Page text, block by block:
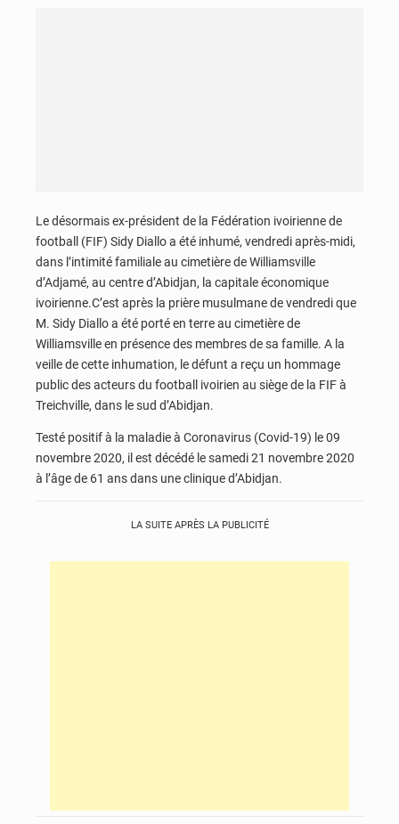
Le désormais ex-président de la Fédération ivoirienne de
football (FIF) Sidy Diallo a été inhumé, vendredi après-midi,
dans l’intimité familiale au cimetière de Williamsville
d’Adjamé, au centre d’Abidjan, la capitale économique
ivoirienne.C’est après la prière musulmane de vendredi que
M. Sidy Diallo a été porté en terre au cimetière de
Williamsville en présence des membres de sa famille. A la
veille de cette inhumation, le défunt a reçu un hommage
public des acteurs du football ivoirien au siège de la FIF à
Treichville, dans le sud d’Abidjan.
Testé positif à la maladie à Coronavirus (Covid-19) le 09
novembre 2020, il est décédé le samedi 21 novembre 2020
à l’âge de 61 ans dans une clinique d’Abidjan.
LA SUITE APRÈS LA PUBLICITÉ